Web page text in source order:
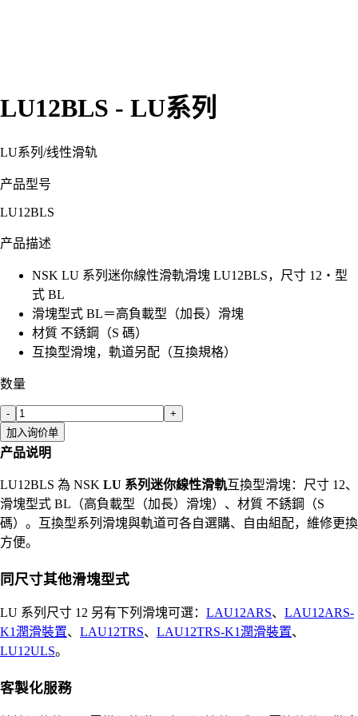
LU12BLS - LU系列
LU系列 /线性滑轨
产品型号
LU12BLS
产品描述
NSK LU 系列迷你線性滑軌滑塊 LU12BLS，尺寸 12・型
式 BL
滑塊型式 BL＝高負載型（加長）滑塊
材質 不銹鋼（S 碼）
互換型滑塊，軌道另配（互換規格）
数量
-
+
加入询价单
产品说明
LU12BLS 為 NSK LU 系列迷你線性滑軌互換型滑塊：尺寸 12、
滑塊型式 BL（高負載型（加長）滑塊）、材質 不銹鋼（S
碼）。互換型系列滑塊與軌道可各自選購、自由組配，維修更換
方便。
同尺寸其他滑塊型式
LU 系列尺寸 12 另有下列滑塊可選： LAU12ARS、 LAU12ARS-
K1潤滑裝置、 LAU12TRS、 LAU12TRS-K1潤滑裝置、
LU12ULS。
客製化服務